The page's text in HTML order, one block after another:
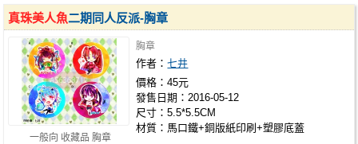
一般向 收藏品 胸章
真珠美人魚二期同人反派-胸章
胸章
作者：七井
價格：45元
發售日期：2016-05-12
尺寸：5.5*5.5CM
材質：馬口鐵+銅版紙印刷+塑膠底蓋